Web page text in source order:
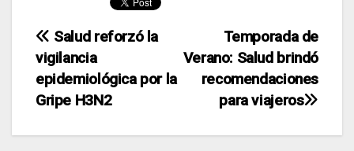
Navegación
de
entradas
Temporada de
Verano: Salud brindó
recomendaciones
para viajeros
Salud reforzó la
vigilancia
epidemiológica por la
Gripe H3N2